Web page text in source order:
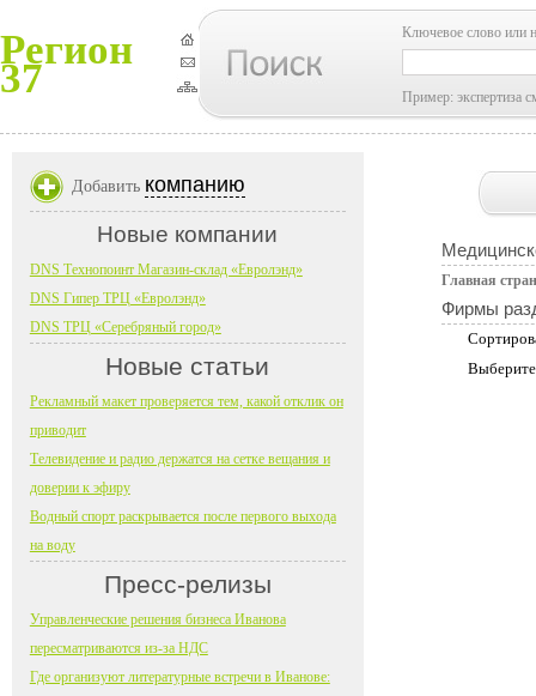
Регион
37
Ключевое слово или
Пример: экспертиза
Главная
Фирмы
Добавить компанию
Новые компании
DNS Технопоинт Магазин-склад «Евролэнд»
DNS Гипер ТРЦ «Евролэнд»
DNS ТРЦ «Серебряный город»
Новые статьи
Рекламный макет проверяется тем, какой отклик он
приводит
Телевидение и радио держатся на сетке вещания и
доверии к эфиру
Водный спорт раскрывается после первого выхода
на воду
Пресс-релизы
Управленческие решения бизнеса Иванова
пересматриваются из-за НДС
Где организуют литературные встречи в Иванове: